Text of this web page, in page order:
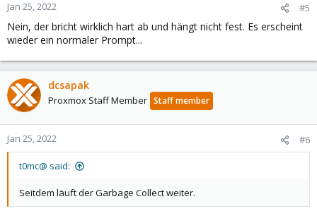
Jan 25, 2022 #5
Nein, der bricht wirklich hart ab und hängt nicht fest. Es erscheint
wieder ein normaler Prompt...
dcsapak
Proxmox Staff Member Staff member
Jan 25, 2022 #6
t0mc@ said:
Seitdem läuft der Garbage Collect weiter.